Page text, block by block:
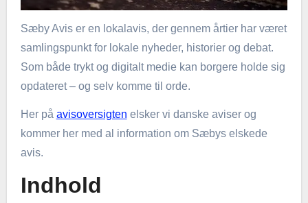
Sæby Avis er en lokalavis, der gennem årtier har været
samlingspunkt for lokale nyheder, historier og debat.
Som både trykt og digitalt medie kan borgere holde sig
opdateret – og selv komme til orde.
Her på avisoversigten elsker vi danske aviser og
kommer her med al information om Sæbys elskede
avis.
Indhold